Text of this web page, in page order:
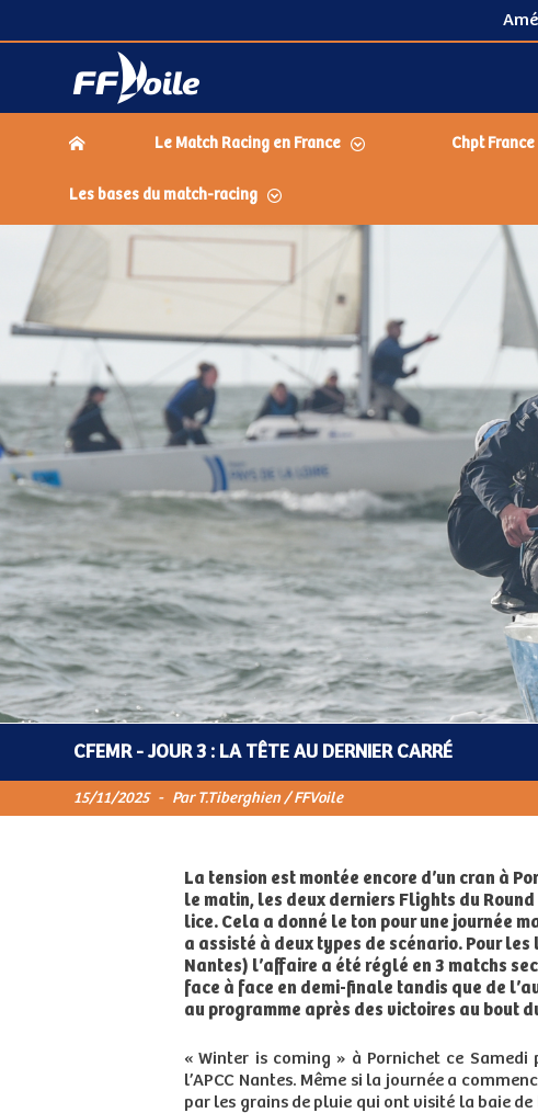
Le Match Racing en France Chpt
Les bases du match-racing
CFEMR - JOUR 3 : LA TÊTE AU DERNIER CARRÉ
15/11/2025 - Par T.Tiberghien / FFVoile
La tension est montée encore d’un cran à
le matin, les deux derniers Flights du
lice. Cela a donné le ton pour une journée
a assisté à deux types de scénario. Pour les
Nantes) l’affaire a été réglé en 3 matchs
face à face en demi-finale tandis que de
au programme après des victoires au bout
« Winter is coming » à Pornichet ce
l’APCC Nantes. Même si la journée a
par les grains de pluie qui ont visité la baie